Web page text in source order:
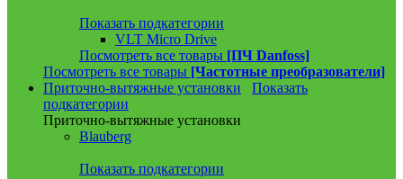
Показать подкатегории
VLT Micro Drive
Посмотреть все товары [ПЧ Danfoss]
Посмотреть все товары [Частотные преобразователи]
Приточно-вытяжные установки
Показать
подкатегории
Приточно-вытяжные установки
Blauberg
Показать подкатегории